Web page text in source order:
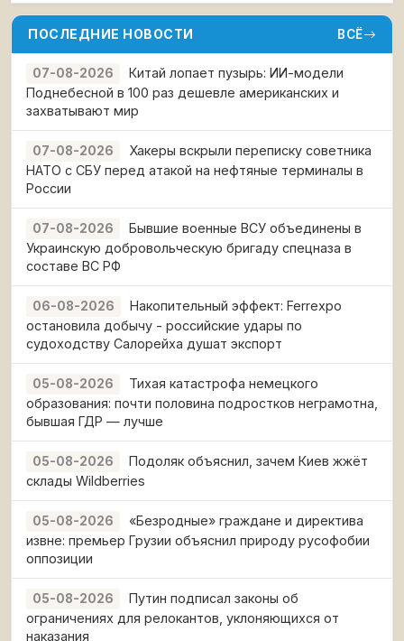
ПОСЛЕДНИЕ НОВОСТИ ВСЁ
07-08-2026
Китай лопает пузырь: ИИ-модели
Поднебесной в 100 раз дешевле американских и
захватывают мир
07-08-2026
Хакеры вскрыли переписку советника
НАТО с СБУ перед атакой на нефтяные терминалы в
России
07-08-2026
Бывшие военные ВСУ объединены в
Украинскую добровольческую бригаду спецназа в
составе ВС РФ
06-08-2026
Накопительный эффект: Ferrexpo
остановила добычу - российские удары по
судоходству Салорейха душат экспорт
05-08-2026
Тихая катастрофа немецкого
образования: почти половина подростков неграмотна,
бывшая ГДР — лучше
05-08-2026
Подоляк объяснил, зачем Киев жжёт
склады Wildberries
05-08-2026
«Безродные» граждане и директива
извне: премьер Грузии объяснил природу русофобии
оппозиции
05-08-2026
Путин подписал законы об
ограничениях для релокантов, уклоняющихся от
наказания